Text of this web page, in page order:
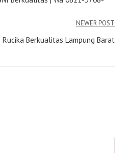
NEWER POST
Rucika Berkualitas Lampung Barat